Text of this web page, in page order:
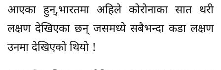
आएका हुन्,भारतमा अहिले कोरोनाका सात थरी
लक्षण देखिएका छन् जसमध्ये सबैभन्दा कडा लक्षण
उनमा देखिएको थियो !